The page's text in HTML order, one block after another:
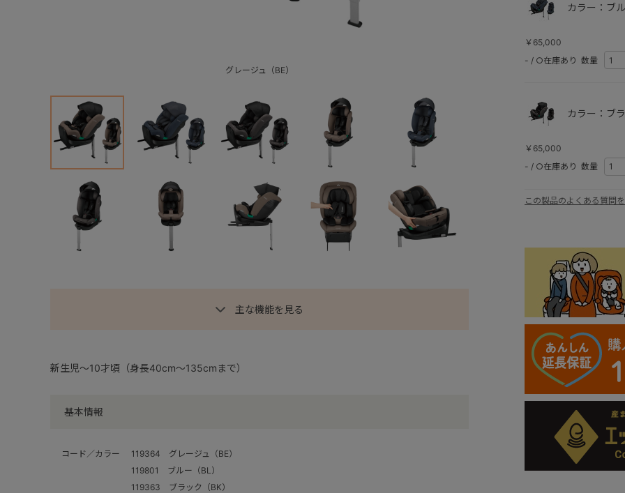
グレージュ（BE）
基本情報
コード／カラー
119364 グレージュ（BE）
119801 ブルー（BL）
119363 ブラック（BK）
主な機能を見る
新生児～10才頃（身長40cm～135cmまで）
カラー：ブ
￥65,000
- / ○在庫あり 数量
カラー：ブ
￥65,000
- / ○在庫あり 数量
この製品のよくある質問